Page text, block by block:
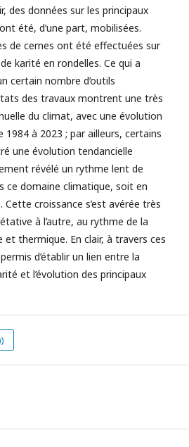
des données sur les principaux
été, d’une part, mobilisées.
de cernes ont été effectuées sur
karité en rondelles. Ce qui a
certain nombre d’outils
des travaux montrent une très
du climat, avec une évolution
1984 à 2023 ; par ailleurs, certains
une évolution tendancielle
révélé un rythme lent de
ce domaine climatique, soit en
croissance s’est avérée très
à l’autre, au rythme de la
thermique. En clair, à travers ces
d’établir un lien entre la
et l’évolution des principaux